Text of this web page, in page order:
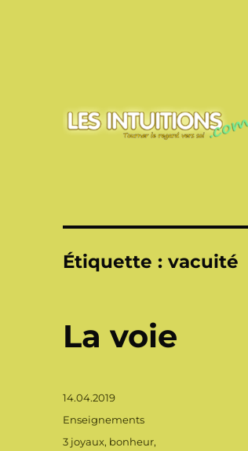
Étiquette :vacuité
La voie
Publié
14.04.2019
Catégories
Enseignements
Étiquettes
3 joyaux, bonheur,